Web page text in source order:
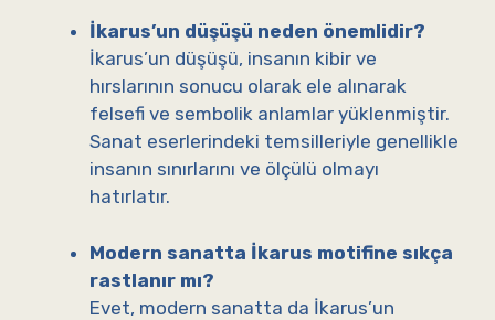
İkarus’un düşüşü neden önemlidir?
İkarus’un düşüşü, insanın kibir ve
hırslarının sonucu olarak ele alınarak
felsefi ve sembolik anlamlar yüklenmiştir.
Sanat eserlerindeki temsilleriyle genellikle
insanın sınırlarını ve ölçülü olmayı
hatırlatır.
Modern sanatta İkarus motifine sıkça
rastlanır mı?
Evet, modern sanatta da İkarus’un